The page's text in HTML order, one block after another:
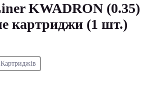
KWADRON (0.35)
картриджи (1 шт.)